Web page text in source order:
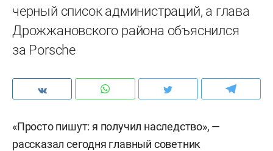
черный список администраций, а глава
Дрожжановского района объяснился
за Porsche
«Просто пишут: я получил наследство», —
рассказал сегодня главный советник